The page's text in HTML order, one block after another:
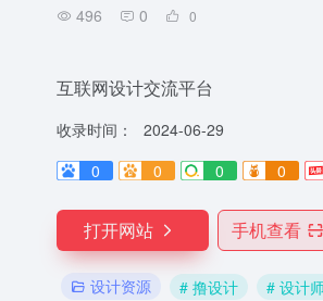
496 0 0
互联网设计交流平台
收录时间：
2024-06-29
0
0 0 0
打开网站 手机查看
设计资源 # 撸设计 # 设计